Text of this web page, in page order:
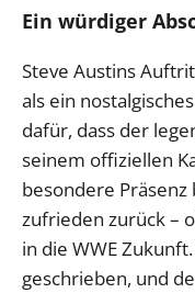
Ein würdiger
Steve Austins
als ein
dafür, dass der
seinem offiziellen
besondere
zufrieden zurück –
in die WWE
geschrieben, und